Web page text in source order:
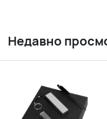
Недавно